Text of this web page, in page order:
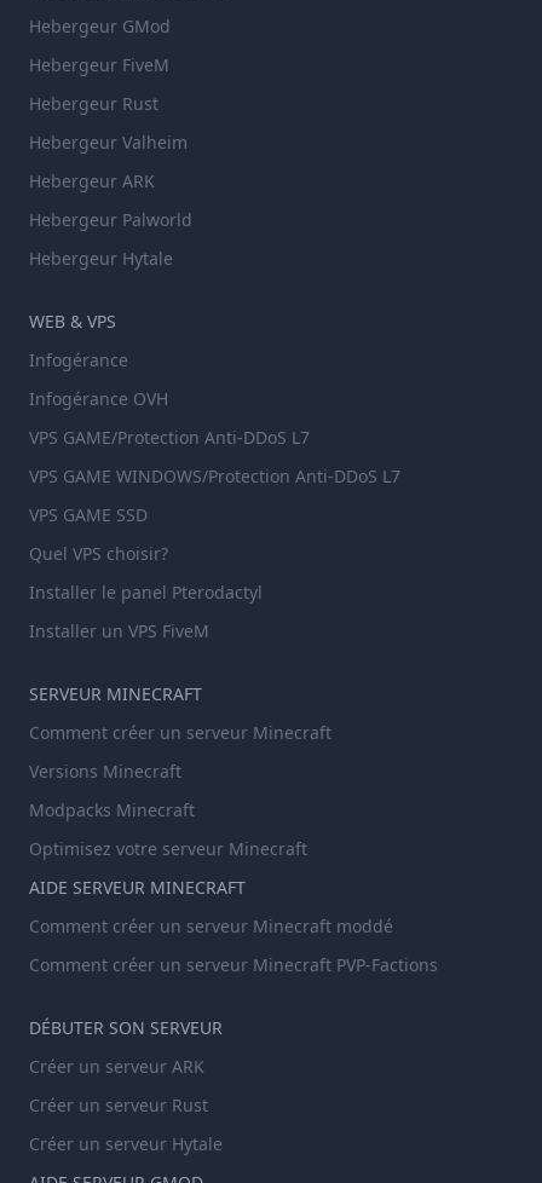
Hebergeur GMod
Hebergeur FiveM
Hebergeur Rust
Hebergeur Valheim
Hebergeur ARK
Hebergeur Palworld
Hebergeur Hytale
WEB & VPS
Infogérance
Infogérance OVH
VPS GAME/Protection Anti-DDoS L7
VPS GAME WINDOWS/Protection Anti-DDoS L7
VPS GAME SSD
Quel VPS choisir?
Installer le panel Pterodactyl
Installer un VPS FiveM
SERVEUR MINECRAFT
Comment créer un serveur Minecraft
Versions Minecraft
Modpacks Minecraft
Optimisez votre serveur Minecraft
AIDE SERVEUR MINECRAFT
Comment créer un serveur Minecraft moddé
Comment créer un serveur Minecraft PVP-Factions
DÉBUTER SON SERVEUR
Créer un serveur ARK
Créer un serveur Rust
Créer un serveur Hytale